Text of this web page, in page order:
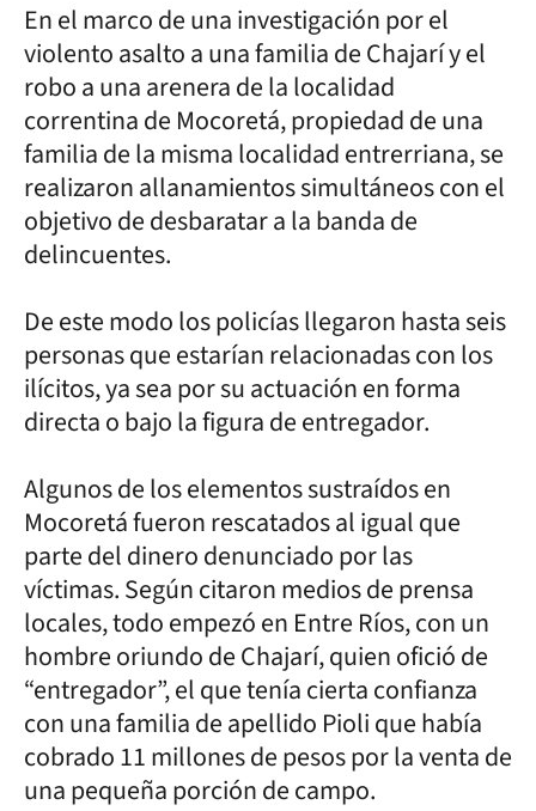
En el marco de una investigación por el
violento asalto a una familia de Chajarí y el
robo a una arenera de la localidad
correntina de Mocoretá, propiedad de una
familia de la misma localidad entrerriana, se
realizaron allanamientos simultáneos con el
objetivo de desbaratar a la banda de
delincuentes.
De este modo los policías llegaron hasta seis
personas que estarían relacionadas con los
ilícitos, ya sea por su actuación en forma
directa o bajo la figura de entregador.
Algunos de los elementos sustraídos en
Mocoretá fueron rescatados al igual que
parte del dinero denunciado por las
víctimas. Según citaron medios de prensa
locales, todo empezó en Entre Ríos, con un
hombre oriundo de Chajarí, quien ofició de
“entregador”, el que tenía cierta confianza
con una familia de apellido Pioli que había
cobrado 11 millones de pesos por la venta de
una pequeña porción de campo.